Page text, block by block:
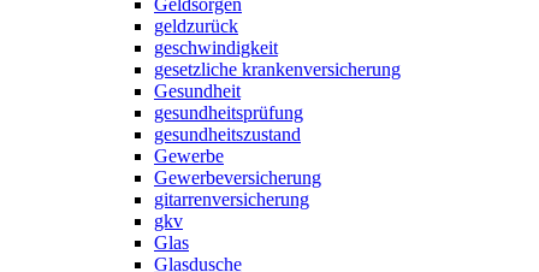
Geldsorgen
geldzurück
geschwindigkeit
gesetzliche krankenversicherung
Gesundheit
gesundheitsprüfung
gesundheitszustand
Gewerbe
Gewerbeversicherung
gitarrenversicherung
gkv
Glas
Glasdusche